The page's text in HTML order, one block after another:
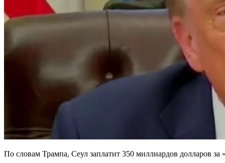
По словам Трампа, Сеул заплатит 350 миллиардов долларов